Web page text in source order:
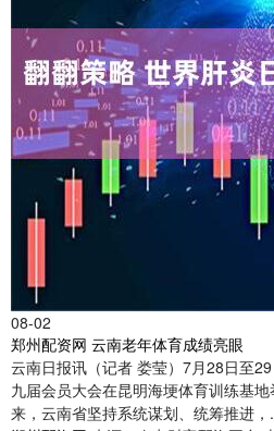
08-02
郑州配资网 云南老年体育成绩亮眼
云南日报讯（记者 娄莹）7月28日至
九届会员大会在昆明海埂体育训练基
来，云南省坚持系统谋划、统筹推进，